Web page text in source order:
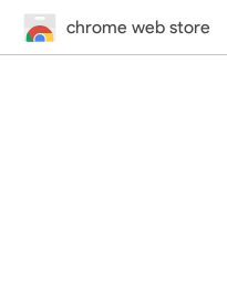
chrome web store